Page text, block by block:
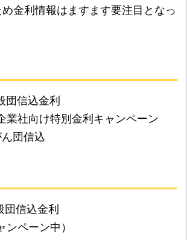
金利情報はますます要注目となっ
信込金利
業社向け特別金利キャンペーン
団信込
信込金利
ペーン中）